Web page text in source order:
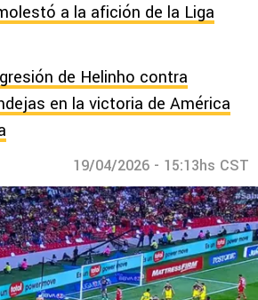
a la afición de la Liga
de Helinho contra
en la victoria de América
19/04/2026 - 15:13hs CST